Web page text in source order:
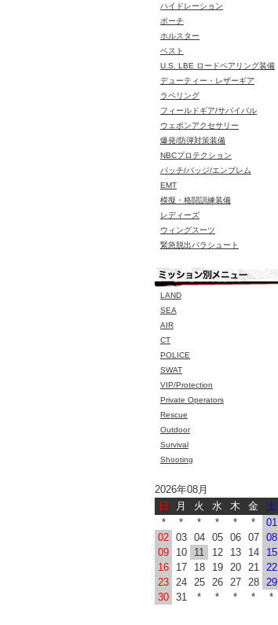
ハイドレーション
ポーチ
ホルスター
ベスト
U.S. LBE ロードベアリング装備
デューティー・レザーギア
ラペリング
フィールドギア/サバイバル
ウェポンアクセサリー
爆発/防弾対策装備
NBCプロテクション
パッチ/バッジ/エンブレム
EMT
模擬・格闘訓練装備
レディーズ
ウィングスーツ
緊急脱出パラシュート
LAND
SEA
AIR
CT
POLICE
SWAT
VIP/Protection
Private Operators
Rescue
Outdoor
Survival
Shooting
2026年08月
日
月 火 水 木 金
土
*
* * * * *
01
02 03 04 05 06 07
08
09
10 11 12 13 14
15
16
17 18 19 20 21
22
23
24 25 26 27 28
29
30 31 * * * * *